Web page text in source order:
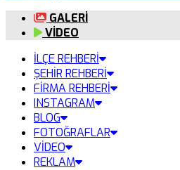
GALERİ
VİDEO
İLÇE REHBERİ
ŞEHİR REHBERİ
FİRMA REHBERİ
INSTAGRAM
BLOG
FOTOĞRAFLAR
VİDEO
REKLAM